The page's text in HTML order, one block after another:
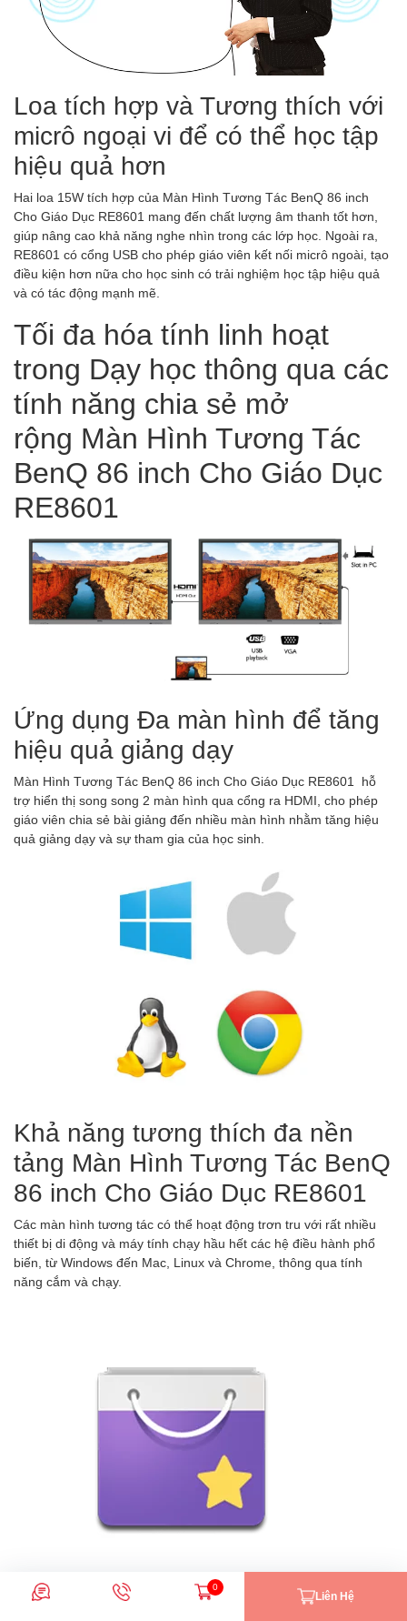
Loa tích hợp và Tương thích với
micrô ngoại vi để có thể học tập
hiệu quả hơn
Hai loa 15W tích hợp của Màn Hình Tương Tác BenQ 86 inch
Cho Giáo Dục RE8601 mang đến chất lượng âm thanh tốt hơn,
giúp nâng cao khả năng nghe nhìn trong các lớp học. Ngoài ra,
RE8601 có cổng USB cho phép giáo viên kết nối micrô ngoài, tạo
điều kiện hơn nữa cho học sinh có trải nghiệm học tập hiệu quả
và có tác động mạnh mẽ.
Tối đa hóa tính linh hoạt
trong Dạy học thông qua các
tính năng chia sẻ mở
rộng Màn Hình Tương Tác
BenQ 86 inch Cho Giáo Dục
RE8601
Ứng dụng Đa màn hình để tăng
hiệu quả giảng dạy
Màn Hình Tương Tác BenQ 86 inch Cho Giáo Dục RE8601 hỗ
trợ hiển thị song song 2 màn hình qua cổng ra HDMI, cho phép
giáo viên chia sẻ bài giảng đến nhiều màn hình nhằm tăng hiệu
quả giảng dạy và sự tham gia của học sinh.
Khả năng tương thích đa nền
tảng Màn Hình Tương Tác BenQ
86 inch Cho Giáo Dục RE8601
Các màn hình tương tác có thể hoạt động trơn tru với rất nhiều
thiết bị di động và máy tính chạy hầu hết các hệ điều hành phổ
biến, từ Windows đến Mac, Linux và Chrome, thông qua tính
năng cắm và chạy.
0
Liên Hệ